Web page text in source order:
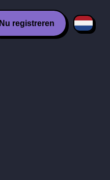
Nu registreren